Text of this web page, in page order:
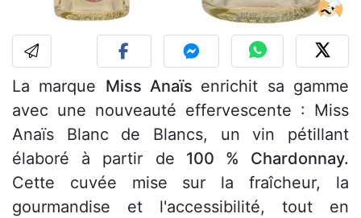
La marque Miss Anaïs enrichit sa gamme
avec une nouveauté effervescente : Miss
Anaïs Blanc de Blancs, un vin pétillant
élaboré à partir de 100 % Chardonnay.
Cette cuvée mise sur la fraîcheur, la
gourmandise et l'accessibilité, tout en